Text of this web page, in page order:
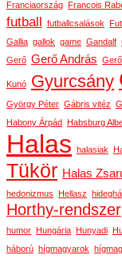
Franciaország
Francois
futball futballcsalások
Gallia gallok game Gandalf
Gerő Gerő András
Kunó Gyurcsány
György Péter Gábris vitéz
Habony Árpád
Habsburg
Halas halasiak
Tükör Halas
hedonizmus
Hellasz
Horthy-rendszer
humor
Hungária Hunyadi
háború hígmagyarok